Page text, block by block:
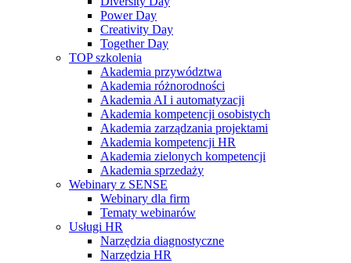
Power Day
Creativity Day
Together Day
TOP szkolenia
Akademia przywództwa
Akademia różnorodności
Akademia AI i automatyzacji
Akademia kompetencji osobistych
Akademia zarządzania projektami
Akademia kompetencji HR
Akademia zielonych kompetencji
Akademia sprzedaży
Webinary z SENSE
Webinary dla firm
Tematy webinarów
Usługi HR
Narzędzia diagnostyczne
Narzędzia HR